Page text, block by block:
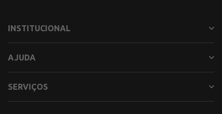
INSTITUCIONAL
AJUDA
SERVIÇOS